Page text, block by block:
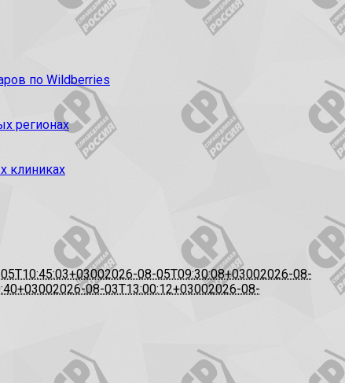
по Wildberries
регионах
клиниках
2026-08-05T09:30:08+03002026-08-
2026-08-03T13:00:12+03002026-08-